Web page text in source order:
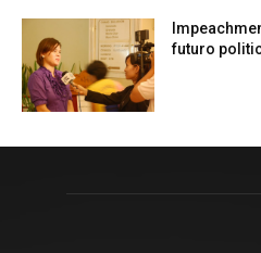
futuro